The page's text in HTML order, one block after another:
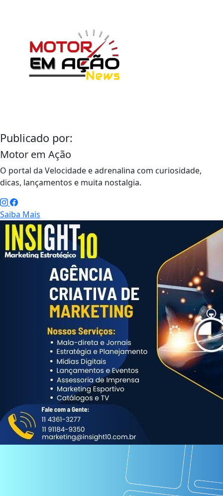
Publicado por:
Motor em Ação
O portal da Velocidade e adrenalina com curiosidade,
dicas, lançamentos e muita nostalgia.
Saiba Mais